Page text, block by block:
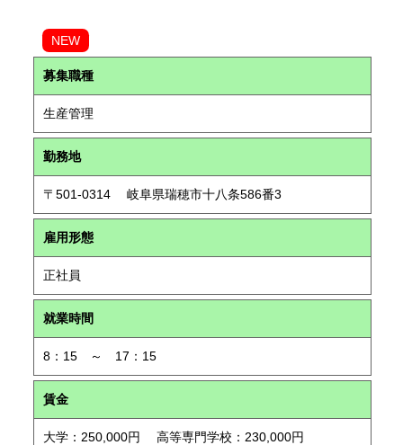
NEW
募集職種
生産管理
勤務地
〒501-0314 岐阜県瑞穂市十八条586番3
雇用形態
正社員
就業時間
8：15 ～ 17：15
賃金
大学：250,000円 高等専門学校：230,000円